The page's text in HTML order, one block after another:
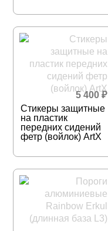
Стикеры защитные
на пластик
передних сидений
фетр (войлок) ArtX
5 400₽